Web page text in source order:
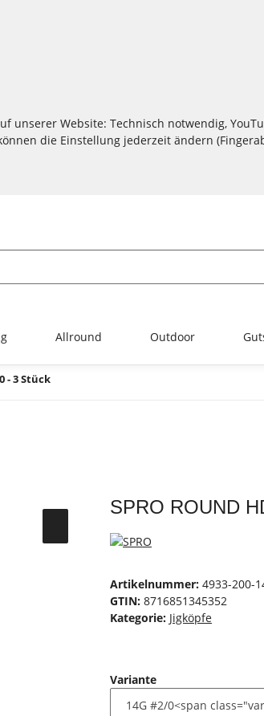
Website: Technisch notwendig,
die Einstellung jederzeit ändern
Allround Outdoor
- 3 Stück
SPRO ROUND
Artikelnummer: 4933-200-
GTIN: 8716851345352
Kategorie: Jigköpfe
Variante